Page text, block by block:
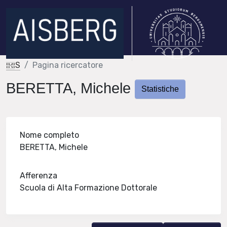
IRIS Pagina ricercatore
BERETTA, Michele Statistiche
Nome completo
BERETTA, Michele
Afferenza
Scuola di Alta Formazione Dottorale